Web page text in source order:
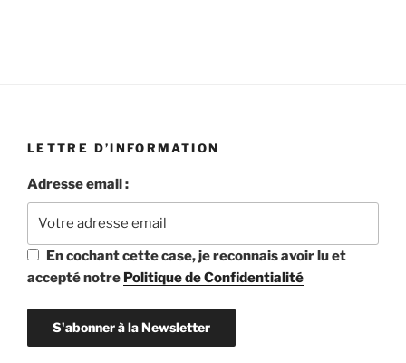
LETTRE D’INFORMATION
Adresse email :
En cochant cette case, je reconnais avoir lu et
accepté notre Politique de Confidentialité